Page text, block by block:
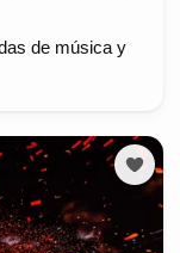
de música y